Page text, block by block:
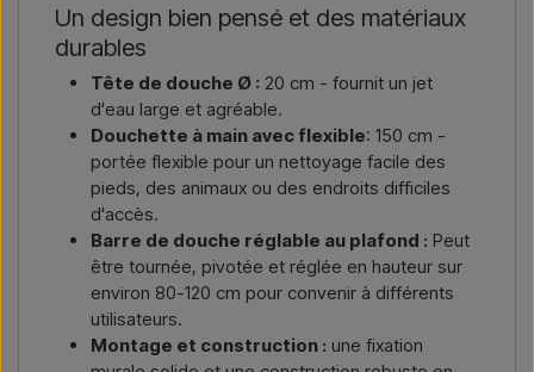
Un design bien pensé et des matériaux
durables
Tête de douche Ø : 20 cm - fournit un jet
d'eau large et agréable.
Douchette à main avec flexible: 150 cm -
portée flexible pour un nettoyage facile des
pieds, des animaux ou des endroits difficiles
d'accès.
Barre de douche réglable au plafond : Peut
être tournée, pivotée et réglée en hauteur sur
environ 80-120 cm pour convenir à différents
utilisateurs.
Montage et construction : une fixation